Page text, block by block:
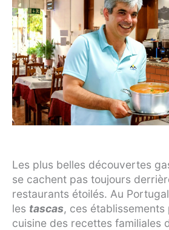
Les plus belles découvertes
se cachent pas toujours
restaurants étoilés. Au
les tascas, ces établissements
cuisine des recettes familiales